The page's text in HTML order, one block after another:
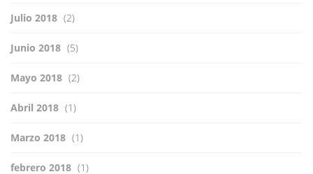
Julio 2018 (2)
Junio 2018 (5)
Mayo 2018 (2)
Abril 2018 (1)
Marzo 2018 (1)
febrero 2018 (1)